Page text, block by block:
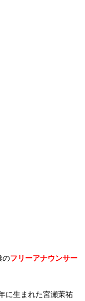
のフリーアナウンサー
に生まれた宮瀬茉祐